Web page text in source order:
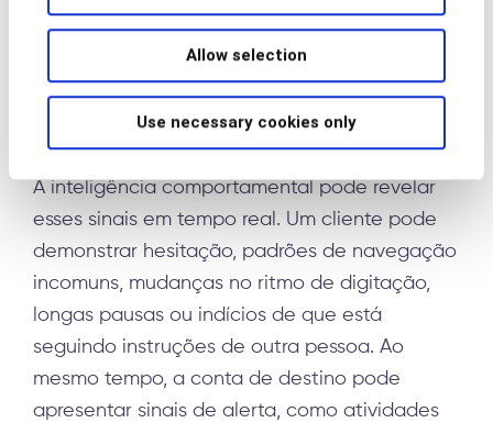
Allow selection
Use necessary cookies only
fundamentalmente a forma como o risco deve
ser avaliado. Uma transferência por Pix pode
parecer legítima por meio de controles
revelam um cenário bem diferente.
A inteligência comportamental pode revelar
esses sinais em tempo real. Um cliente pode
demonstrar hesitação, padrões de navegação
incomuns, mudanças no ritmo de digitação,
longas pausas ou indícios de que está
seguindo instruções de outra pessoa. Ao
mesmo tempo, a conta de destino pode
apresentar sinais de alerta, como atividades